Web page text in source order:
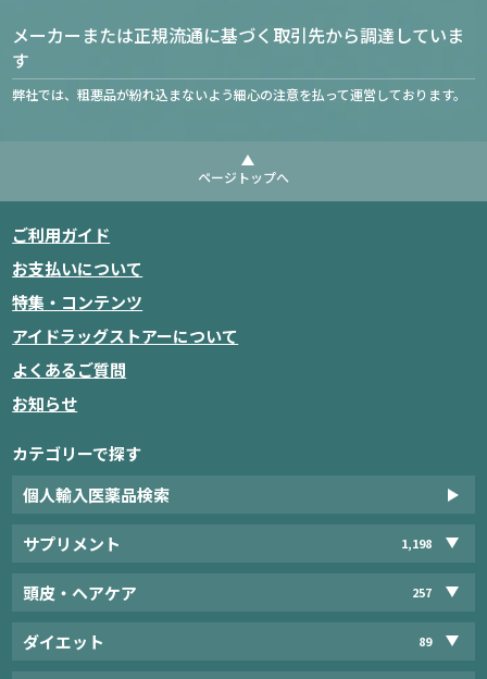
メーカーまたは正規流通に基づく取引先から調達していま
す
弊社では、粗悪品が紛れ込まないよう細心の注意を払って運営しております。
ページトップへ
ご利用ガイド
お支払いについて
特集・コンテンツ
アイドラッグストアーについて
よくあるご質問
お知らせ
カテゴリーで探す
個人輸入医薬品検索
サプリメント 1,198
頭皮・ヘアケア 257
ダイエット 89